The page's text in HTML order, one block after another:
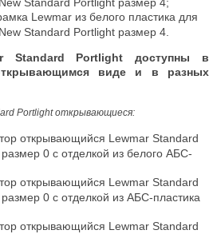
Lewmar из белого пластика для
Standard Portlight размер 4.
Standard Portlight доступны в
виде и в разных
Portlight открывающиеся:
открывающийся Lewmar Standard
0 с отделкой из белого АБС-
открывающийся Lewmar Standard
0 с отделкой из АБС-пластика
открывающийся Lewmar Standard